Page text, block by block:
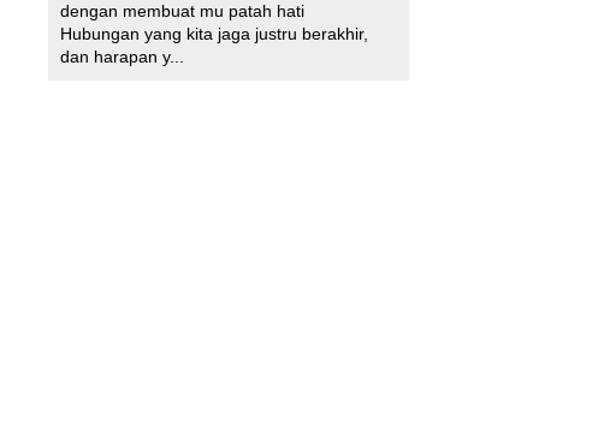
dengan membuat mu patah hati
Hubungan yang kita jaga justru berakhir,
dan harapan y...